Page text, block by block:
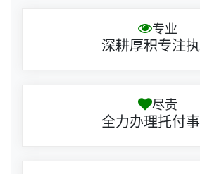
专业
深耕厚积专注
尽责
全力办理托付